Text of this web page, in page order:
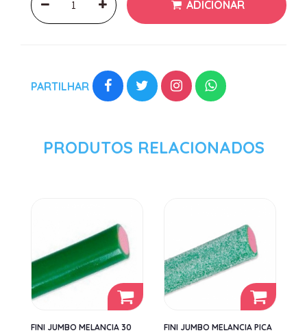
ADICIONAR
PARTILHAR
PRODUTOS RELACIONADOS
FINI JUMBO MELANCIA 30
FINI JUMBO MELANCIA PICA